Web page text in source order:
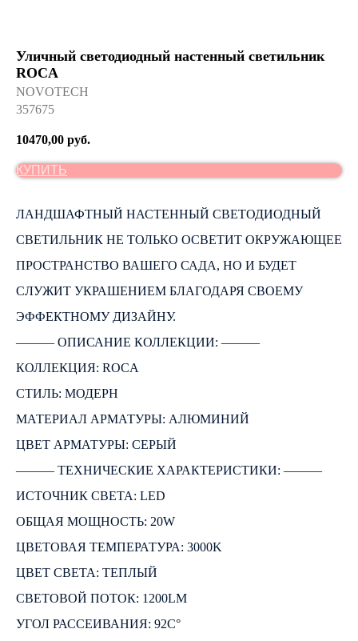
Уличный светодиодный настенный светильник
ROCA
NOVOTECH
357675
10470,00 руб.
КУПИТЬ
ЛАНДШАФТНЫЙ НАСТЕННЫЙ СВЕТОДИОДНЫЙ
СВЕТИЛЬНИК НЕ ТОЛЬКО ОСВЕТИТ ОКРУЖАЮЩЕЕ
ПРОСТРАНСТВО ВАШЕГО САДА, НО И БУДЕТ
СЛУЖИТ УКРАШЕНИЕМ БЛАГОДАРЯ СВОЕМУ
ЭФФЕКТНОМУ ДИЗАЙНУ.
――― ОПИСАНИЕ КОЛЛЕКЦИИ: ―――
КОЛЛЕКЦИЯ: ROCA
СТИЛЬ: МОДЕРН
МАТЕРИАЛ АРМАТУРЫ: АЛЮМИНИЙ
ЦВЕТ АРМАТУРЫ: СЕРЫЙ
――― ТЕХНИЧЕСКИЕ ХАРАКТЕРИСТИКИ: ―――
ИСТОЧНИК СВЕТА: LED
ОБЩАЯ МОЩНОСТЬ: 20W
ЦВЕТОВАЯ ТЕМПЕРАТУРА: 3000K
ЦВЕТ СВЕТА: ТЕПЛЫЙ
СВЕТОВОЙ ПОТОК: 1200LM
УГОЛ РАССЕИВАНИЯ: 92C°